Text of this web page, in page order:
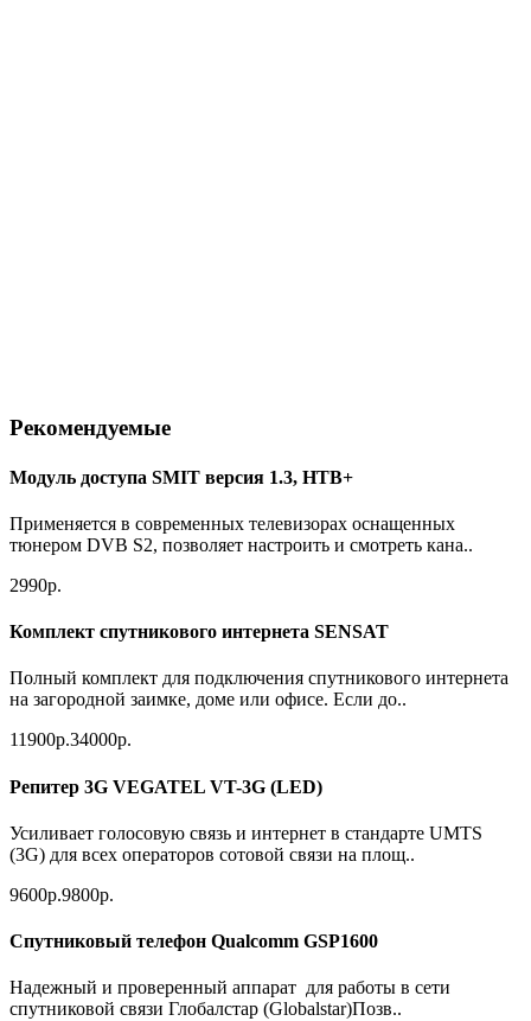
Рекомендуемые
Модуль доступа SMIT версия 1.3, НТВ+
Применяется в современных телевизорах оснащенных
тюнером DVB S2, позволяет настроить и смотреть кана..
2990р.
Комплект спутникового интернета SENSAT
Полный комплект для подключения спутникового интернета
на загородной заимке, доме или офисе. Если до..
11900р.34000р.
Репитер 3G VEGATEL VT-3G (LED)
Усиливает голосовую связь и интернет в стандарте UMTS
(3G) для всех операторов сотовой связи на площ..
9600р.9800р.
Спутниковый телефон Qualcomm GSP1600
Надежный и проверенный аппарат для работы в сети
спутниковой связи Глобалстар (Globalstar)Позв..